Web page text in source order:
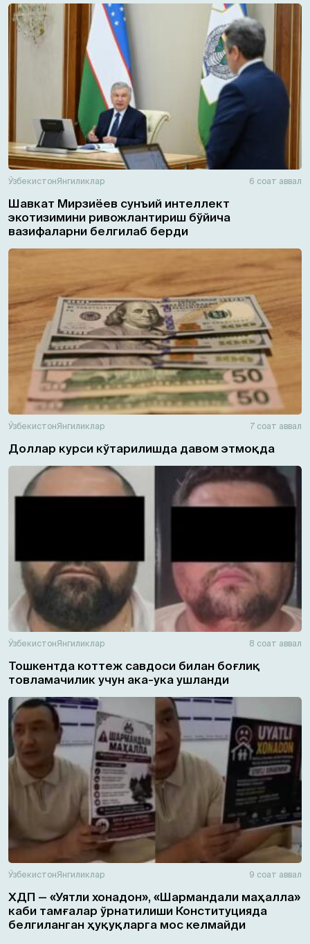
ЎзбекистонЯнгиликлар 6 соат аввал
Шавкат Мирзиёев сунъий интеллект
экотизимини ривожлантириш бўйича
вазифаларни белгилаб берди
ЎзбекистонЯнгиликлар 7 соат аввал
Доллар курси кўтарилишда давом этмоқда
ЎзбекистонЯнгиликлар 8 соат аввал
Тошкентда коттеж савдоси билан боғлиқ
товламачилик учун ака-ука ушланди
ЎзбекистонЯнгиликлар 9 соат аввал
ХДП — «Уятли хонадон», «Шармандали маҳалла»
каби тамғалар ўрнатилиши Конституцияда
белгиланган ҳуқуқларга мос келмайди